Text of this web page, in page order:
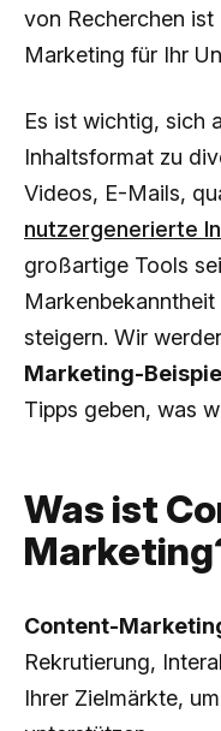
von Recherchen
Marketing für Ihr
Es ist wichtig, sich
Inhaltsformat zu
Videos, E-Mails,
nutzergenerierte
großartige Tools
steigern. Wir
Marketing-
Tipps geben, was
Was ist
Content-
Rekrutierung,
Ihrer Zielmärkte,